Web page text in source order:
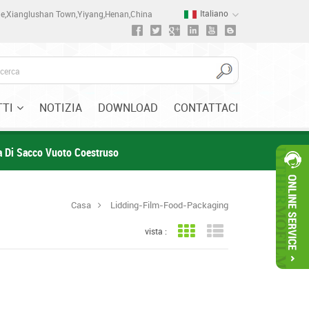
Town,Yiyang,Henan,China Italiano
NOTIZIA DOWNLOAD CONTATTACI
Di Sacco Vuoto Coestruso
Casa Lidding-Film-Food-Packaging
vista : Vista a grigliaVisualizzazione